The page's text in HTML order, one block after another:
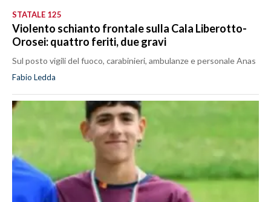
STATALE 125
Violento schianto frontale sulla Cala Liberotto-
Orosei: quattro feriti, due gravi
Sul posto vigili del fuoco, carabinieri, ambulanze e personale Anas
Fabio Ledda